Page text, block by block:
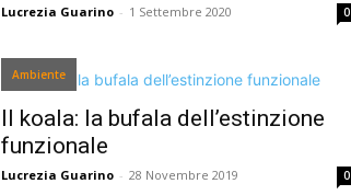
Lucrezia Guarino - 1 Settembre 2020 0
Ambiente
Il koala: la bufala dell’estinzione
funzionale
Lucrezia Guarino - 28 Novembre 2019 0